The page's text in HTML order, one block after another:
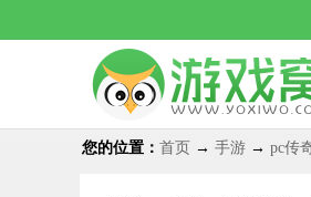
您的位置： 首页 → 手游 → pc传